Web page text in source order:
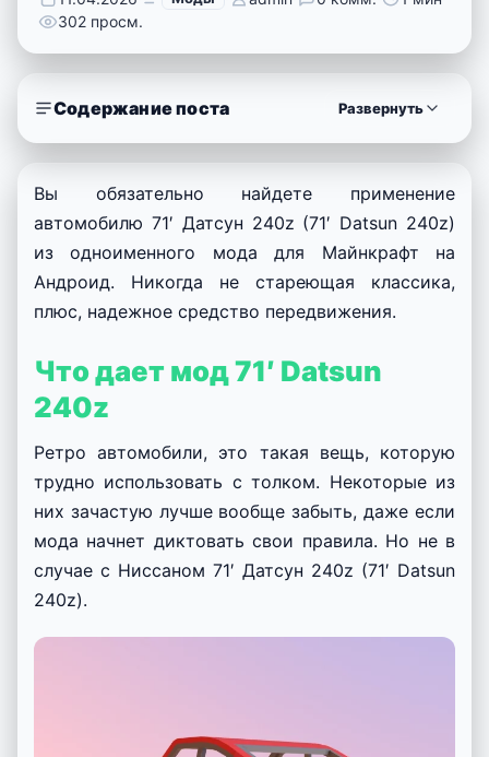
302 просм.
Содержание поста Развернуть
Вы обязательно найдете применение
автомобилю 71′ Датсун 240z (71′ Datsun 240z)
из одноименного мода для Майнкрафт на
Андроид. Никогда не стареющая классика,
плюс, надежное средство передвижения.
Что дает мод 71′ Datsun
240z
Ретро автомобили, это такая вещь, которую
трудно использовать с толком. Некоторые из
них зачастую лучше вообще забыть, даже если
мода начнет диктовать свои правила. Но не в
случае с Ниссаном 71′ Датсун 240z (71′ Datsun
240z).